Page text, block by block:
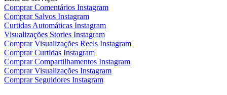
Comprar Comentários Instagram
Comprar Salvos Instagram
Curtidas Automáticas Instagram
Visualizações Stories Instagram
Comprar Visualizações Reels Instagram
Comprar Curtidas Instagram
Comprar Compartilhamentos Instagram
Comprar Visualizações Instagram
Comprar Seguidores Instagram